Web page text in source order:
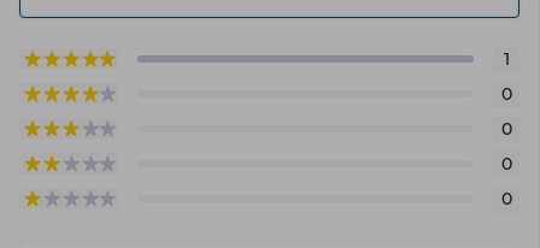
1
0
0
0
0